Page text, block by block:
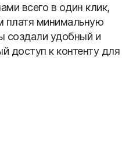
всего в один клик,
платя минимальную
создали удобный и
доступ к контенту для